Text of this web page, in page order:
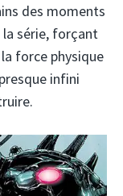
des moments
la série, forçant
force physique
infini